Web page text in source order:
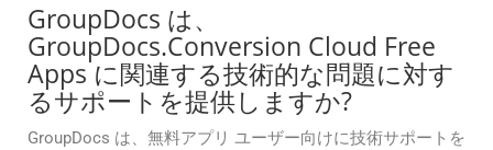
GroupDocs は、
GroupDocs.Conversion Cloud Free
Apps に関連する技術的な問題に対す
るサポートを提供しますか?
GroupDocs は、無料アプリ ユーザー向けに技術サポートを